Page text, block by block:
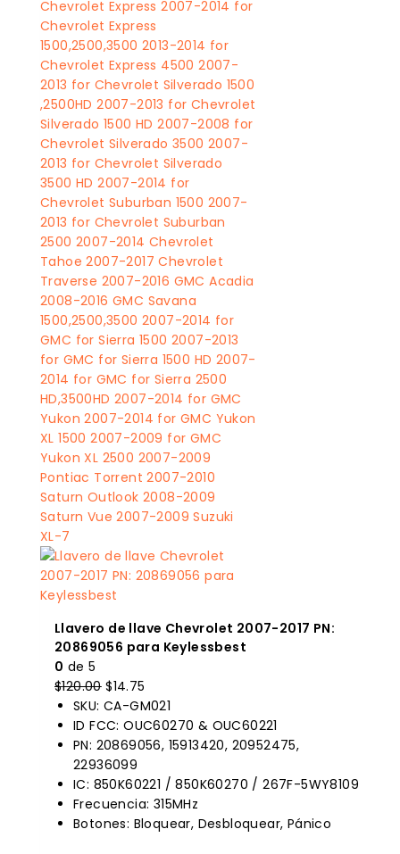
Llavero de llave Chevrolet 2007-2017 PN:
20869056 para Keylessbest
0 de 5
$120.00 El
precio
original
era:
$120.00.
$14.75
precio
actual
es:
SKU: CA-GM021
ID FCC: OUC60270 & OUC60221
PN: 20869056, 15913420, 20952475,
22936099
IC: 850K60221 / 850K60270 / 267F-5WY8109
Frecuencia: 315MHz
Botones: Bloquear, Desbloquear, Pánico